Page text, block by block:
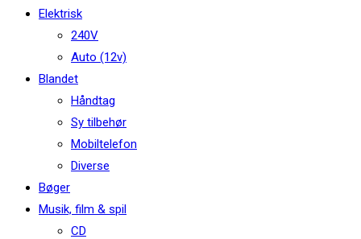
Elektrisk
240V
Auto (12v)
Blandet
Håndtag
Sy tilbehør
Mobiltelefon
Diverse
Bøger
Musik, film & spil
CD